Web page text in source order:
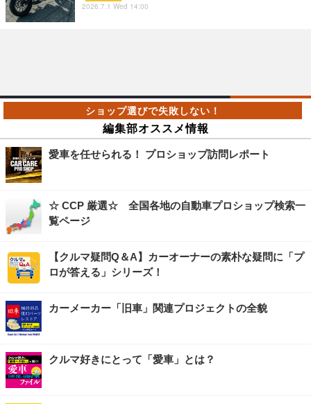
2026.7.1 Wed 14:00
編集部オススメ情報
愛車を任せられる！ プロショップ訪問レポート
☆ CCP 厳選☆ 全国各地の自動車プロショップ検索一
覧ページ
【クルマ疑問Q＆A】カーオーナーの素朴な疑問に「プ
ロが答える」シリーズ！
カーメーカー「旧車」関連プロジェクトの全貌
クルマ好きにとって「愛車」とは？